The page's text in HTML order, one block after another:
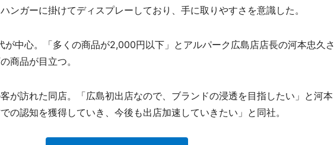
ンガーに掛けてディスプレーしており、手に取りやすさを意識した。
中心。「多くの商品が2,000円以下」とアルパーク広島店店長の河本忠久さ
商品が目立つ。
が訪れた同店。「広島初出店なので、ブランドの浸透を目指したい」と河本
の認知を獲得していき、今後も出店加速していきたい」と同社。